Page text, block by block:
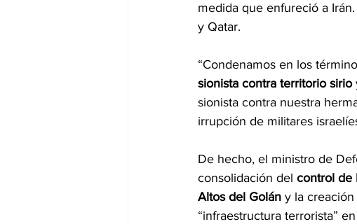
medida que enfureció a
y Qatar.
“Condenamos en los
sionista contra territorio sirio
sionista contra nuestra
irrupción de militares
De hecho, el ministro de
consolidación del control de
Altos del Golán y la
“infraestructura terrorista”